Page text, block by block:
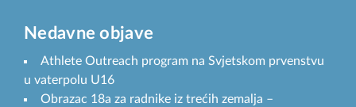
Nedavne objave
Athlete Outreach program na Svjetskom prvenstvu
u vaterpolu U16
Obrazac 18a za radnike iz trećih zemalja –